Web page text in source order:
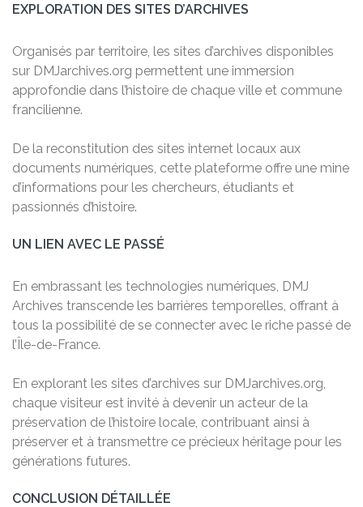
EXPLORATION DES SITES D’ARCHIVES
Organisés par territoire, les sites d’archives disponibles
sur DMJarchives.org permettent une immersion
approfondie dans l’histoire de chaque ville et commune
francilienne.
De la reconstitution des sites internet locaux aux
documents numériques, cette plateforme offre une mine
d’informations pour les chercheurs, étudiants et
passionnés d’histoire.
UN LIEN AVEC LE PASSÉ
En embrassant les technologies numériques, DMJ
Archives transcende les barrières temporelles, offrant à
tous la possibilité de se connecter avec le riche passé de
l’Île-de-France.
En explorant les sites d’archives sur DMJarchives.org,
chaque visiteur est invité à devenir un acteur de la
préservation de l’histoire locale, contribuant ainsi à
préserver et à transmettre ce précieux héritage pour les
générations futures.
CONCLUSION DÉTAILLÉE